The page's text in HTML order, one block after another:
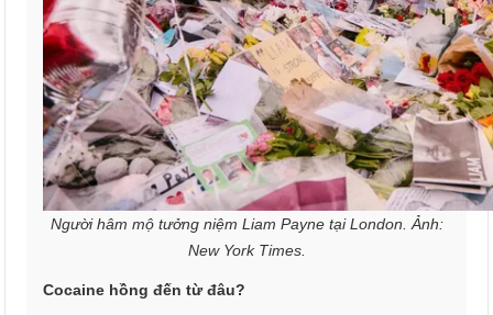
Người hâm mộ tưởng niệm Liam Payne tại London. Ảnh:
New York Times.
Cocaine hồng đến từ đâu?